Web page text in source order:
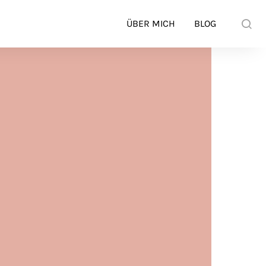
ÜBER MICH BLOG